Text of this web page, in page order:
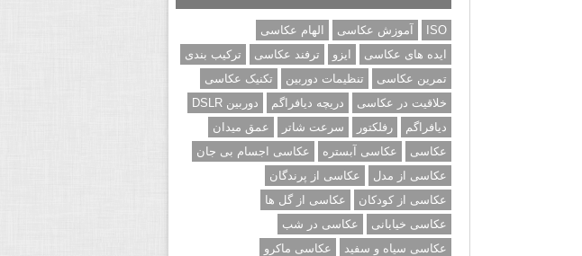
ISO آموزش عکاسی
الهام عکاسی
ایده های عکاسی
ایزو ترفند عکاسی
ترکیب بندی
تمرین عکاسی
تنظیمات دوربین
تکنیک عکاسی
خلاقیت در عکاسی
دریچه دیافراگم
دوربین DSLR
دیافراگم
رفلکتور سرعت شاتر
عمق میدان
عکاسی
عکاسی آبستره
عکاسی اجسام بی جان
عکاسی از مدل
عکاسی از پرندگان
عکاسی از کودکان
عکاسی از گل ها
عکاسی خیابانی
عکاسی در شب
عکاسی سیاه و سفید
عکاسی ماکرو